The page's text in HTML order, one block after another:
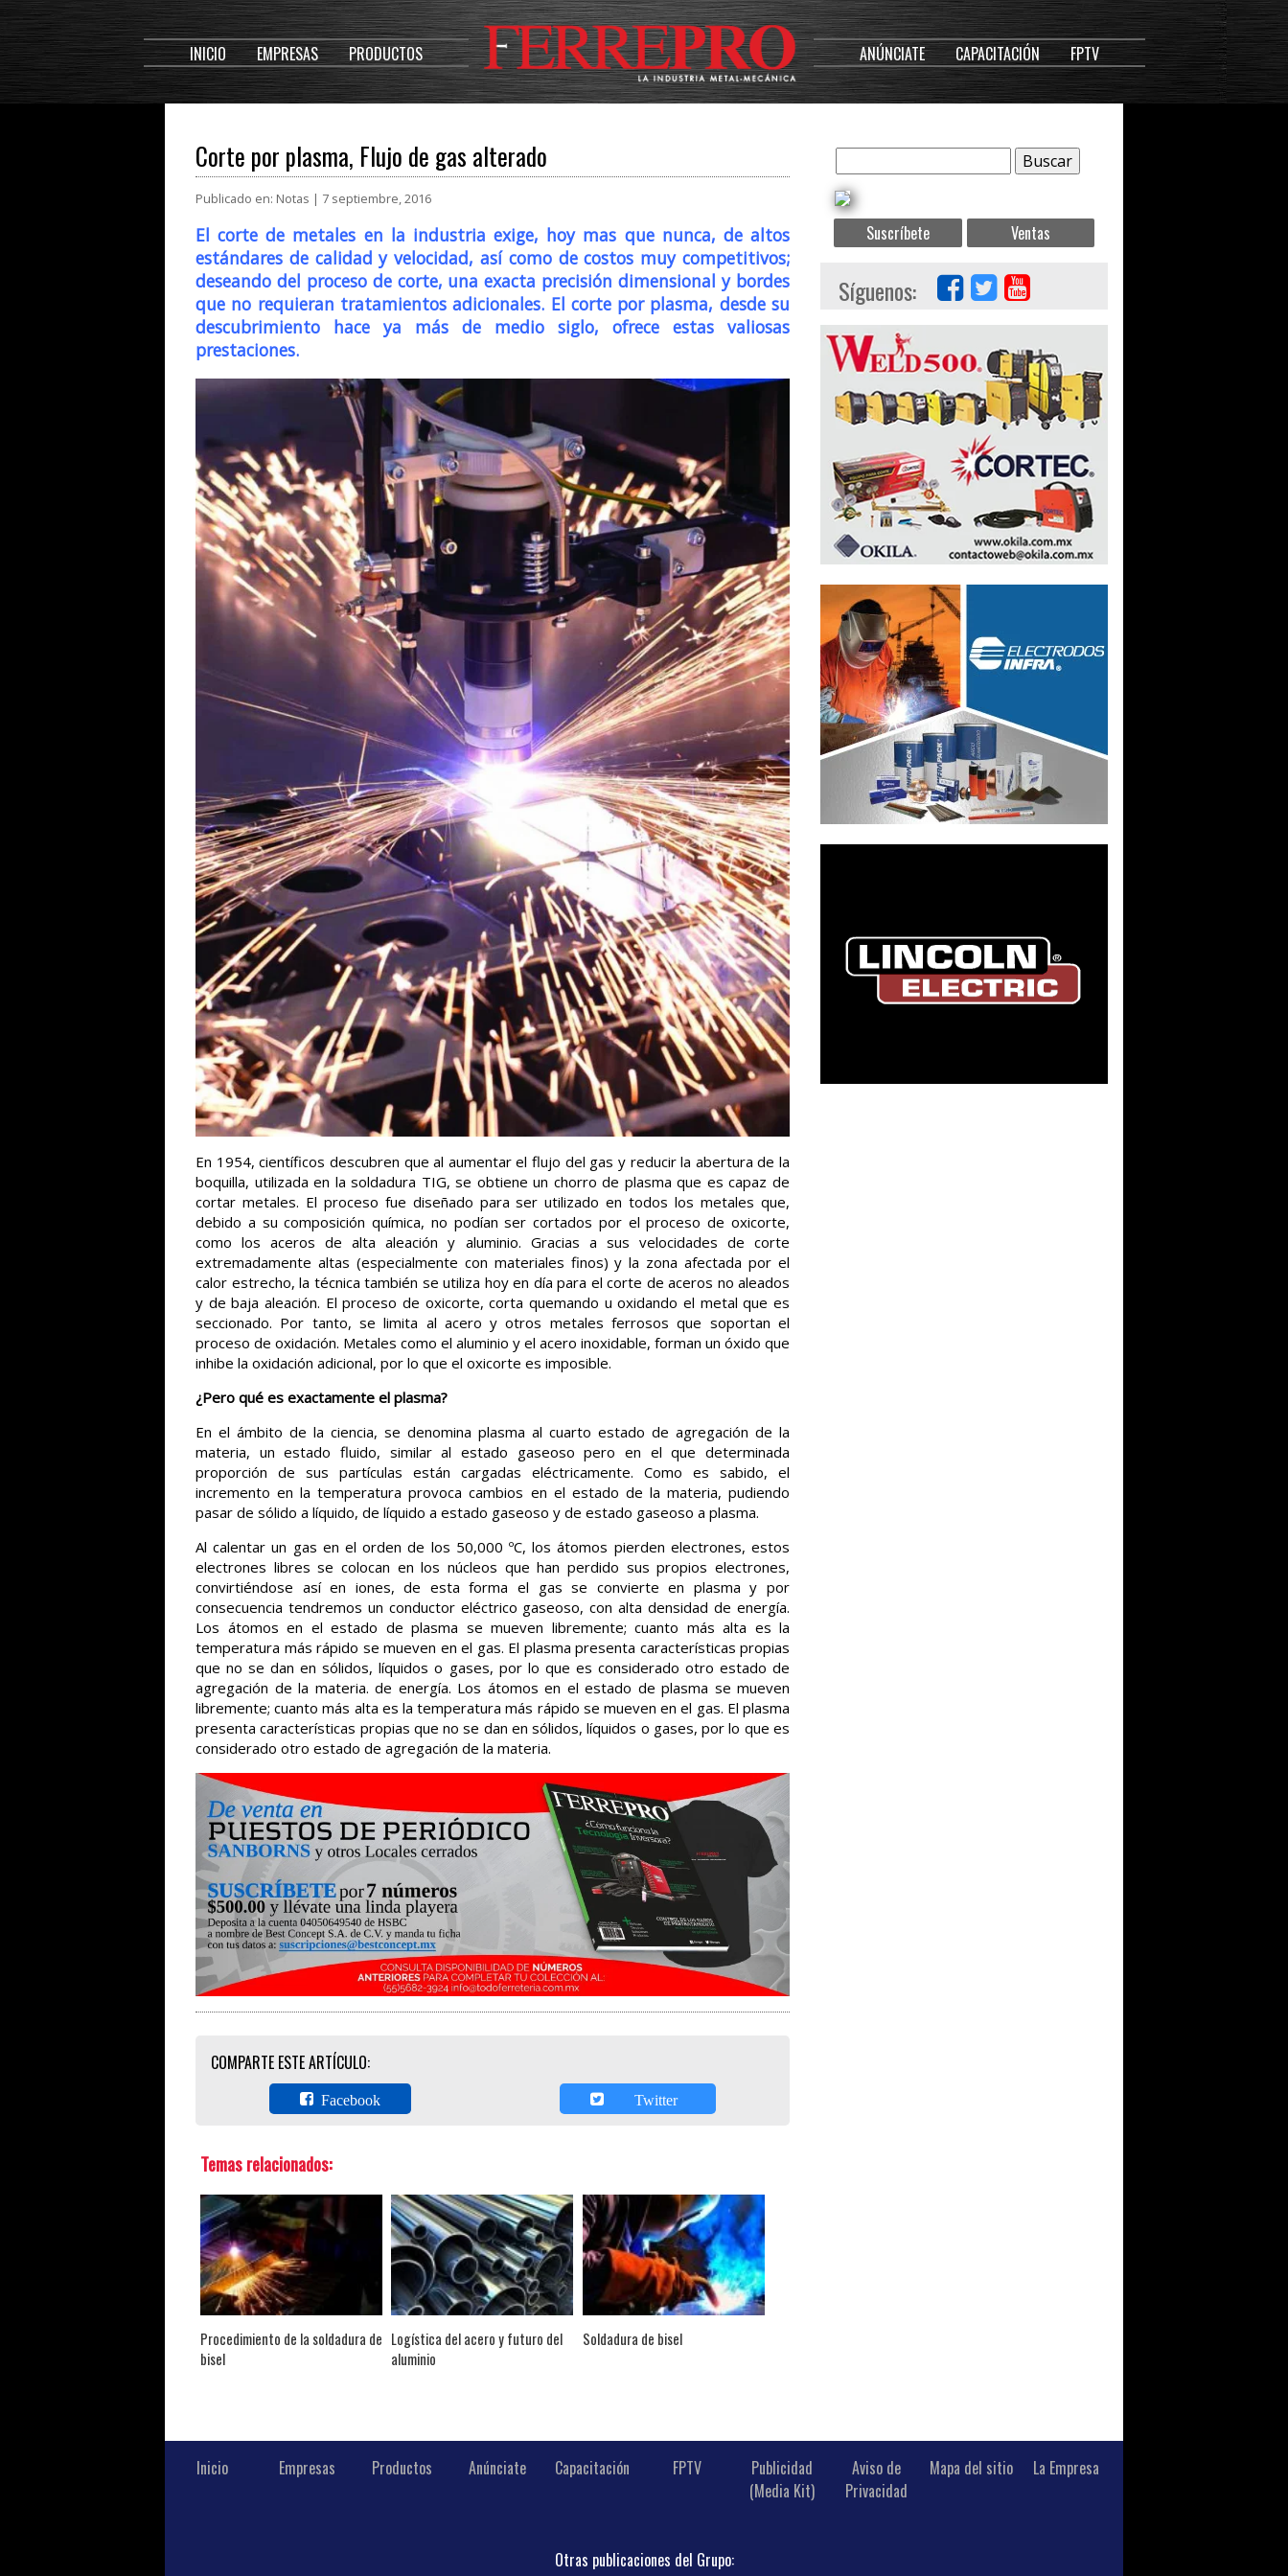
INICIO EMPRESAS PRODUCTOS ANÚNCIATE CAPACITACIÓN FPTV
Corte por plasma, Flujo de gas alterado
Publicado en: Notas | 7 septiembre, 2016
El corte de metales en la industria exige, hoy mas que nunca, de altos
estándares de calidad y velocidad, así como de costos muy competitivos;
deseando del proceso de corte, una exacta precisión dimensional y bordes
que no requieran tratamientos adicionales. El corte por plasma, desde su
descubrimiento hace ya más de medio siglo, ofrece estas valiosas
prestaciones.
En 1954, científicos descubren que al aumentar el flujo del gas y reducir la abertura de la
boquilla, utilizada en la soldadura TIG, se obtiene un chorro de plasma que es capaz de
cortar metales. El proceso fue diseñado para ser utilizado en todos los metales que,
debido a su composición química, no podían ser cortados por el proceso de oxicorte,
como los aceros de alta aleación y aluminio. Gracias a sus velocidades de corte
extremadamente altas (especialmente con materiales finos) y la zona afectada por el
calor estrecho, la técnica también se utiliza hoy en día para el corte de aceros no aleados
y de baja aleación. El proceso de oxicorte, corta quemando u oxidando el metal que es
seccionado. Por tanto, se limita al acero y otros metales ferrosos que soportan el
proceso de oxidación. Metales como el aluminio y el acero inoxidable, forman un óxido que
inhibe la oxidación adicional, por lo que el oxicorte es imposible.
¿Pero qué es exactamente el plasma?
En el ámbito de la ciencia, se denomina plasma al cuarto estado de agregación de la
materia, un estado fluido, similar al estado gaseoso pero en el que determinada
proporción de sus partículas están cargadas eléctricamente. Como es sabido, el
incremento en la temperatura provoca cambios en el estado de la materia, pudiendo
pasar de sólido a líquido, de líquido a estado gaseoso y de estado gaseoso a plasma.
Al calentar un gas en el orden de los 50,000 ºC, los átomos pierden electrones, estos
electrones libres se colocan en los núcleos que han perdido sus propios electrones,
convirtiéndose así en iones, de esta forma el gas se convierte en plasma y por
consecuencia tendremos un conductor eléctrico gaseoso, con alta densidad de energía.
Los átomos en el estado de plasma se mueven libremente; cuanto más alta es la
temperatura más rápido se mueven en el gas. El plasma presenta características propias
que no se dan en sólidos, líquidos o gases, por lo que es considerado otro estado de
agregación de la materia. de energía. Los átomos en el estado de plasma se mueven
libremente; cuanto más alta es la temperatura más rápido se mueven en el gas. El plasma
presenta características propias que no se dan en sólidos, líquidos o gases, por lo que es
considerado otro estado de agregación de la materia.
COMPARTE ESTE ARTÍCULO:
Facebook Twitter
Temas relacionados:
Procedimiento de la soldadura de
bisel
Logística del acero y futuro del
aluminio
Soldadura de bisel
Suscríbete Ventas
Síguenos:
Inicio Empresas Productos Anúnciate Capacitación FPTV
Publicidad
(Media Kit)
Aviso de
Privacidad
Mapa del sitio La Empresa
Otras publicaciones del Grupo: